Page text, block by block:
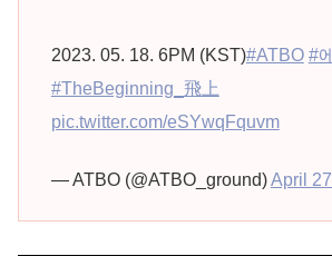
2023. 05. 18. 6PM (KST)#ATBO #
#TheBeginning_飛上
pic.twitter.com/eSYwqFquvm
— ATBO (@ATBO_ground)April